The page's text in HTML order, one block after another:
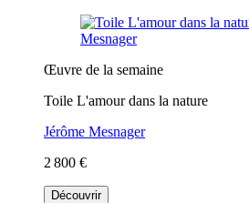
Œuvre de la semaine
Toile L'amour dans la nature
Jérôme Mesnager
2 800 €
Découvrir